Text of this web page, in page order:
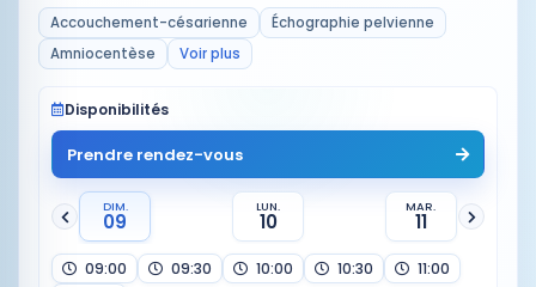
Accouchement-césarienne
Échographie pelvienne
Amniocentèse
Voir plus
Disponibilités
Prendre rendez-vous
DIM.
09
LUN.
10
MAR.
11
09:00 09:30 10:00 10:30
11:00